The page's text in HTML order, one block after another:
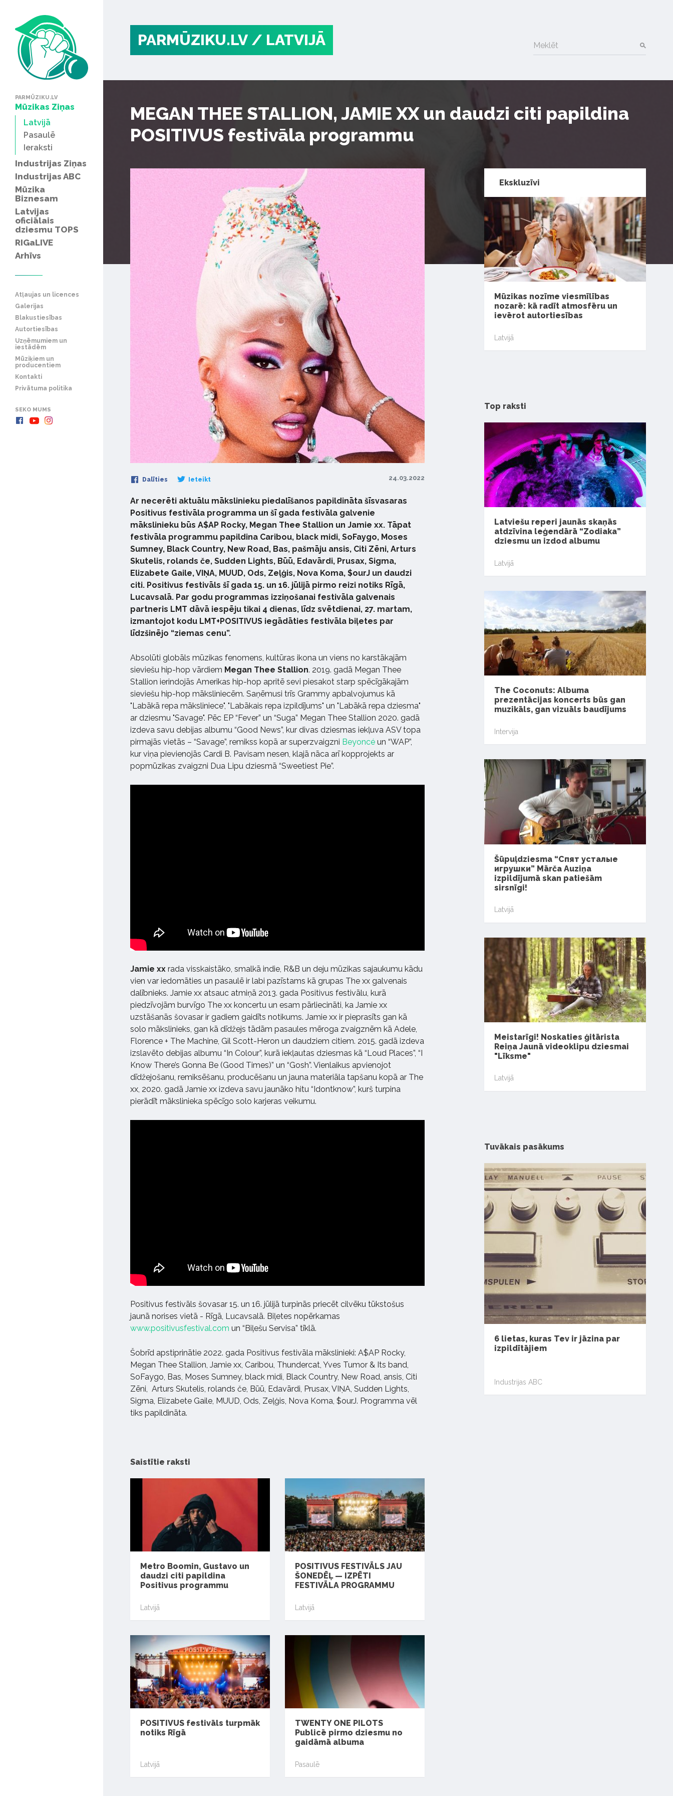
PARMŪZIKU.LV
Mūzikas Ziņas
Latvijā
Pasaulē
Ieraksti
Industrijas Ziņas
Industrijas ABC
Mūzika
Biznesam
Latvijas
oficiālais
dziesmu TOPS
RIGaLIVE
Arhīvs
Atļaujas un licences
Galerijas
Blakustiesības
Autortiesības
Uzņēmumiem un
iestādēm
Mūziķiem un
producentiem
Kontakti
Privātuma politika
SEKO MUMS
PARMŪZIKU.LV / LATVIJĀ Meklēt
MEGAN THEE STALLION, JAMIE XX un daudzi citi papildina
POSITIVUS festivāla programmu
Dalīties Ieteikt 24.03.2022
Ar necerēti aktuālu mākslinieku piedalīšanos papildināta šīsvasaras
Positivus festivāla programma un šī gada festivāla galvenie
mākslinieku būs A$AP Rocky, Megan Thee Stallion un Jamie xx. Tāpat
festivāla programmu papildina Caribou, black midi, SoFaygo, Moses
Sumney, Black Country, New Road, Bas, pašmāju ansis, Citi Zēni, Arturs
Skutelis, rolands če, Sudden Lights, Būū, Edavārdi, Prusax, Sigma,
Elizabete Gaile, VIŅA, MUUD, Ods, Zeļģis, Nova Koma, $ourJ un daudzi
citi. Positivus festivāls šī gada 15. un 16. jūlijā pirmo reizi notiks Rīgā,
Lucavsalā. Par godu programmas izziņošanai festivāla galvenais
partneris LMT dāvā iespēju tikai 4 dienas, līdz svētdienai, 27. martam,
izmantojot kodu LMT+POSITIVUS iegādāties festivāla biļetes par
līdzšinējo “ziemas cenu”.
Absolūti globāls mūzikas fenomens, kultūras ikona un viens no karstākajām
sieviešu hip-hop vārdiem Megan Thee Stallion. 2019. gadā Megan Thee
Stallion ierindojās Amerikas hip-hop apritē sevi piesakot starp spēcīgākajām
sieviešu hip-hop māksliniecēm. Saņēmusi trīs Grammy apbalvojumus kā
"Labākā repa māksliniece", "Labākais repa izpildījums" un "Labākā repa dziesma"
ar dziesmu "Savage". Pēc EP “Fever” un “Suga” Megan Thee Stallion 2020. gadā
izdeva savu debijas albumu “Good News”, kur divas dziesmas iekļuva ASV topa
pirmajās vietās – “Savage”, remikss kopā ar superzvaigzni Beyoncé un “WAP”,
kur viņa pievienojās Cardi B. Pavisam nesen, klajā nāca arī kopprojekts ar
popmūzikas zvaigzni Dua Lipu dziesmā “Sweetiest Pie”.
Jamie xx rada visskaistāko, smalkā indie, R&B un deju mūzikas sajaukumu kādu
vien var iedomāties un pasaulē ir labi pazīstams kā grupas The xx galvenais
dalībnieks. Jamie xx atsauc atmiņā 2013. gada Positivus festivālu, kurā
piedzīvojām burvīgo The xx koncertu un esam pārliecināti, ka Jamie xx
uzstāšanās šovasar ir gadiem gaidīts notikums. Jamie xx ir pieprasīts gan kā
solo mākslinieks, gan kā dīdžejs tādām pasaules mēroga zvaigznēm kā Adele,
Florence + The Machine, Gil Scott-Heron un daudziem citiem. 2015. gadā izdeva
izslavēto debijas albumu “In Colour”, kurā iekļautas dziesmas kā “Loud Places”, “I
Know There’s Gonna Be (Good Times)” un “Gosh”. Vienlaikus apvienojot
dīdžejošanu, remiksēšanu, producēšanu un jauna materiāla tapšanu kopā ar The
xx, 2020. gadā Jamie xx izdeva savu jaunāko hitu “Idontknow”, kurš turpina
pierādīt mākslinieka spēcīgo solo karjeras veikumu.
Positivus festivāls šovasar 15. un 16. jūlijā turpinās priecēt cilvēku tūkstošus
jaunā norises vietā - Rīgā, Lucavsalā. Biļetes nopērkamas
www.positivusfestival.com un “Biļešu Servisa” tīklā.
Šobrīd apstiprinātie 2022. gada Positivus festivāla mākslinieki: A$AP Rocky,
Megan Thee Stallion, Jamie xx, Caribou, Thundercat, Yves Tumor & Its band,
SoFaygo, Bas, Moses Sumney, black midi, Black Country, New Road, ansis, Citi
Zēni, Arturs Skutelis, rolands če, Būū, Edavārdi, Prusax, VIŅA, Sudden Lights,
Sigma, Elizabete Gaile, MUUD, Ods, Zeļģis, Nova Koma, $ourJ. Programma vēl
tiks papildināta.
Saistītie raksti
Metro Boomin, Gustavo un
daudzi citi papildina
Positivus programmu
Latvijā
POSITIVUS FESTIVĀLS JAU
ŠONEDĒĻ — IZPĒTI
FESTIVĀLA PROGRAMMU
Latvijā
POSITIVUS festivāls turpmāk
notiks Rīgā
Latvijā
TWENTY ONE PILOTS
Publicē pirmo dziesmu no
gaidāmā albuma
Pasaulē
Ekskluzīvi
Mūzikas nozīme viesmīlības
nozarē: kā radīt atmosfēru un
ievērot autortiesības
Latvijā
Top raksti
Latviešu reperi jaunās skaņās
atdzīvina leģendārā “Zodiaka”
dziesmu un izdod albumu
Latvijā
The Coconuts: Albuma
prezentācijas koncerts būs gan
muzikāls, gan vizuāls baudījums
Intervija
Šūpuļdziesma “Спят усталые
игрушки” Mārča Auziņa
izpildījumā skan patiešām
sirsnīgi!
Latvijā
Meistarīgi! Noskaties ģitārista
Reiņa Jaunā videoklipu dziesmai
"Līksme"
Latvijā
Tuvākais pasākums
6 lietas, kuras Tev ir jāzina par
izpildītājiem
Industrijas ABC